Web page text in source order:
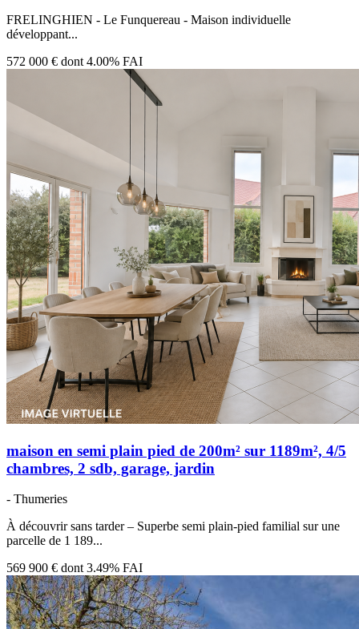
FRELINGHIEN - Le Funquereau - Maison individuelle
développant...
572 000 € dont 4.00% FAI
maison en semi plain pied de 200m² sur 1189m², 4/5
chambres, 2 sdb, garage, jardin
- Thumeries
À découvrir sans tarder – Superbe semi plain-pied familial sur une
parcelle de 1 189...
569 900 € dont 3.49% FAI